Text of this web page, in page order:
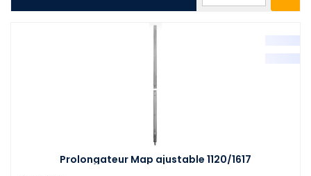
Prolongateur Map ajustable 1120/1617